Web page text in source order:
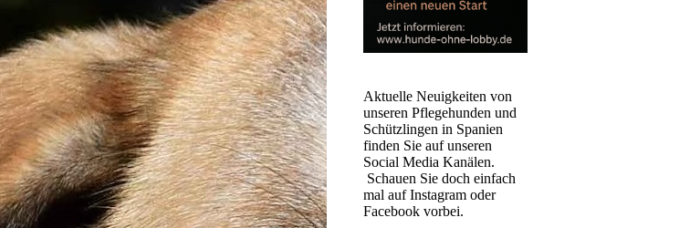
Aktuelle Neuigkeiten von
unseren Pflegehunden und
Schützlingen in Spanien
finden Sie auf unseren
Social Media Kanälen.
Schauen Sie doch einfach
mal auf Instagram oder
Facebook vorbei.